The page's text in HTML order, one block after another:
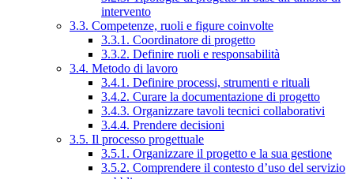
intervento
3.3. Competenze, ruoli e figure coinvolte
3.3.1. Coordinatore di progetto
3.3.2. Definire ruoli e responsabilità
3.4. Metodo di lavoro
3.4.1. Definire processi, strumenti e rituali
3.4.2. Curare la documentazione di progetto
3.4.3. Organizzare tavoli tecnici collaborativi
3.4.4. Prendere decisioni
3.5. Il processo progettuale
3.5.1. Organizzare il progetto e la sua gestione
3.5.2. Comprendere il contesto d’uso del servizio